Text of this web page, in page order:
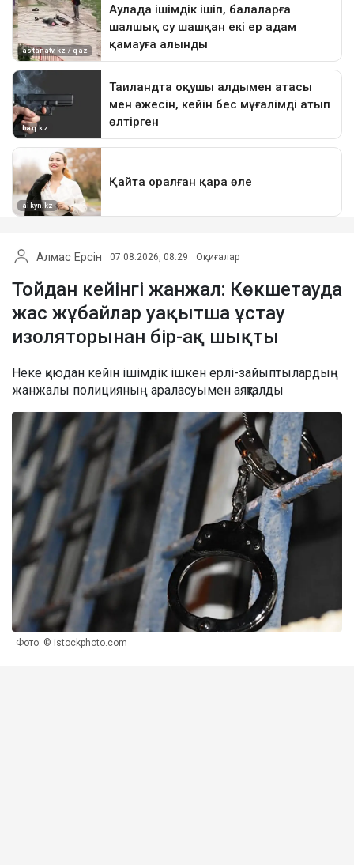
Алмас Ерсін 07.08.2026, 08:29 Оқиғалар
Тойдан кейінгі жанжал: Көкшетауда
жас жұбайлар уақытша ұстау
изоляторынан бір-ақ шықты
Неке қиюдан кейін ішімдік ішкен ерлі-зайыптылардың
жанжалы полицияның араласуымен аяқталды
Фото: © istockphoto.com